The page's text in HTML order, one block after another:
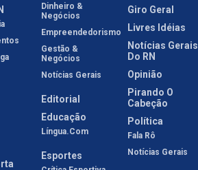
Dinheiro &
Negócios
Empreendedorismo
Gestão &
Negócios
Notícias Gerais
Editorial
Educação
Língua.com
Esportes
Giro Geral
Livres Idéias
Notícias Gerais
Do RN
Opinião
Pirando O
Cabeção
Política
Fala Rô
Notícias Gerais